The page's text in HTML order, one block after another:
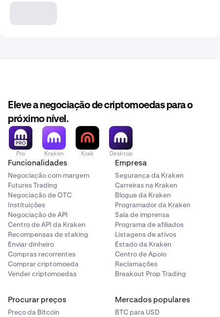
Eleve a negociação de criptomoedas para o
próximo nível.
Pro Kraken Krak Desktop
Funcionalidades
Negociação com margem
Futures Trading
Negociação de OTC
Instituições
Negociação de API
Centro de API da Kraken
Recompensas de staking
Enviar dinheiro
Compras recorrentes
Comprar criptomoeda
Vender criptomoedas
Empresa
Segurança da Kraken
Carreiras na Kraken
Blogue da Kraken
Programador da Kraken
Sala de imprensa
Programa de afiliados
Listagens de ativos
Estado da Kraken
Centro de Apoio
Reclamações
Breakout Prop Trading
Procurar preços
Preço da Bitcoin
Mercados populares
BTC para USD